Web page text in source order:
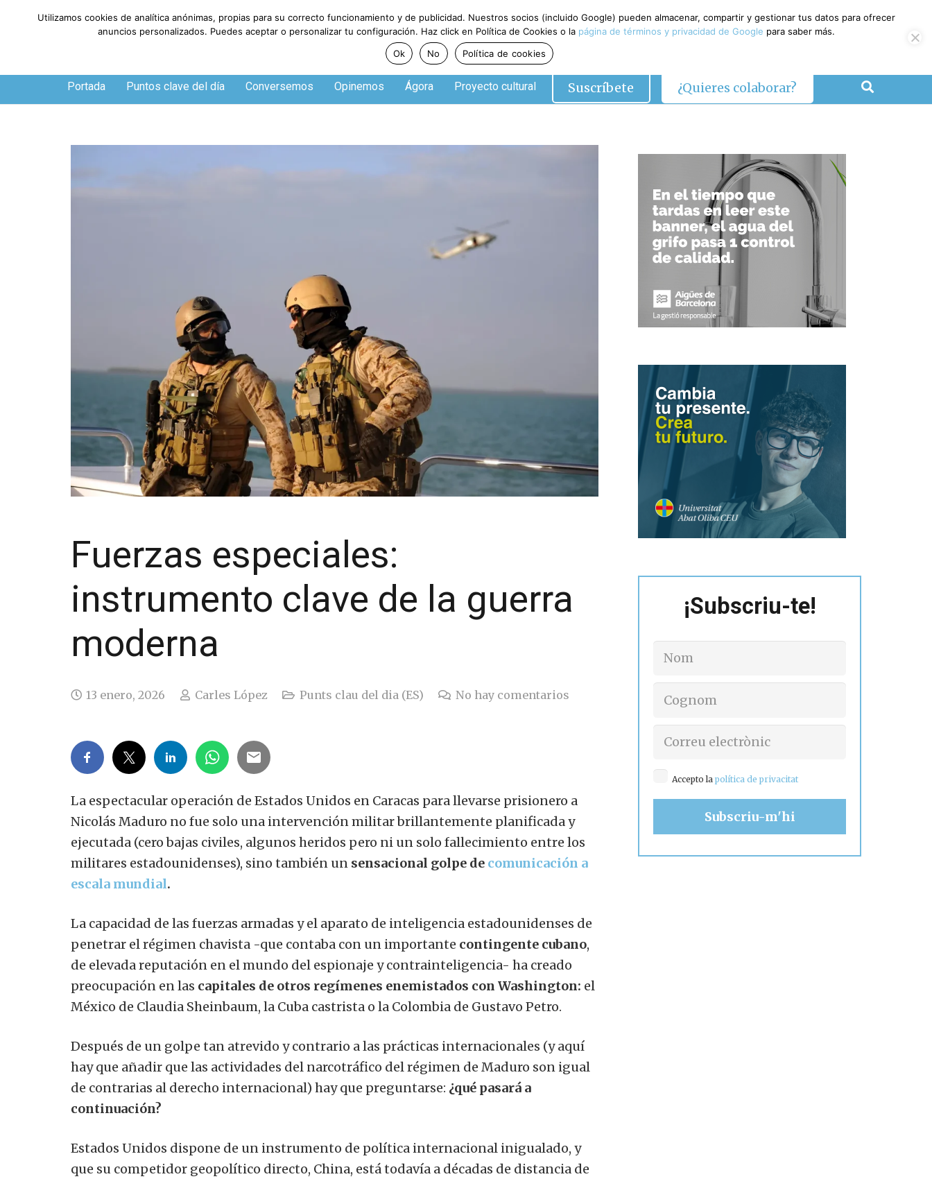
Viernes, 7 de agosto de 2026
Portada Puntos clave del día Conversemos Opinemos Ágora Proyecto cultural Suscríbete ¿Quieres colaborar?
Fuerzas especiales:
instrumento clave de la guerra
moderna
13 enero, 2026 Carles López Punts clau del dia (ES) No hay comentarios
La espectacular operación de Estados Unidos en Caracas para llevarse prisionero a
Nicolás Maduro no fue solo una intervención militar brillantemente planificada y
ejecutada (cero bajas civiles, algunos heridos pero ni un solo fallecimiento entre los
militares estadounidenses), sino también un sensacional golpe de comunicación a
escala mundial.
La capacidad de las fuerzas armadas y el aparato de inteligencia estadounidenses de
penetrar el régimen chavista -que contaba con un importante contingente cubano,
de elevada reputación en el mundo del espionaje y contrainteligencia- ha creado
preocupación enlas capitales de otros regímenes enemistados con Washington: el
México de Claudia Sheinbaum, la Cuba castrista o la Colombia de Gustavo Petro.
Después de un golpe tan atrevido y contrario a las prácticas internacionales (y aquí
hay que añadir que las actividades del narcotráfico del régimen de Maduro son igual
de contrarias al derecho internacional) hay que preguntarse: ¿qué pasará a
continuación?
Estados Unidos dispone de un instrumento de política internacional inigualado, y
que su competidor geopolítico directo, China, está todavía a décadas de distancia de
¡Subscriu-te!
Accepto lapolítica de privacitat
Utilizamos cookies de analítica anónimas, propias para su correcto funcionamiento y de publicidad. Nuestros socios (incluido Google) pueden almacenar, compartir y gestionar tus datos para ofrecer
anuncios personalizados. Puedes aceptar o personalizar tu configuración. Haz click en Política de Cookies o la página de términos y privacidad de Google para saber más.
Ok
No Política de cookies